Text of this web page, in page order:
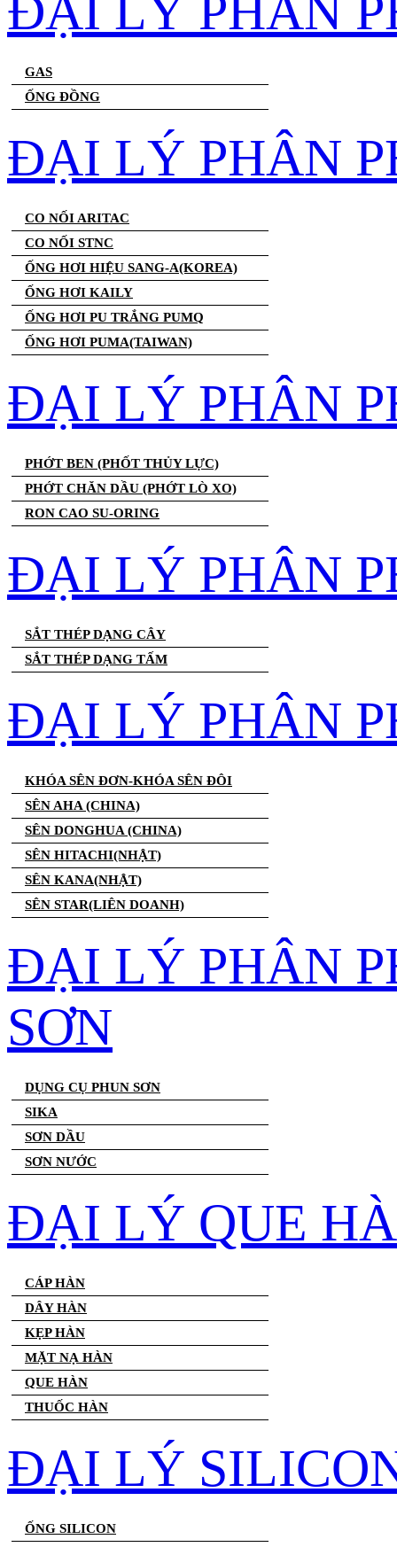
GAS
ỐNG ĐỒNG
ĐẠI LÝ PHÂN
CO NỐI ARITAC
CO NỐI STNC
ỐNG HƠI HIỆU SANG-A(KOREA)
ỐNG HƠI KAILY
ỐNG HƠI PU TRẮNG PUMQ
ỐNG HƠI PUMA(TAIWAN)
ĐẠI LÝ PHÂN
PHỚT BEN (PHỐT THỦY LỰC)
PHỚT CHĂN DẦU (PHỚT LÒ XO)
RON CAO SU-ORING
ĐẠI LÝ PHÂN
SẮT THÉP DẠNG CÂY
SẮT THÉP DẠNG TẤM
ĐẠI LÝ PHÂN
KHÓA SÊN ĐƠN-KHÓA SÊN ĐÔI
SÊN AHA (CHINA)
SÊN DONGHUA (CHINA)
SÊN HITACHI(NHẬT)
SÊN KANA(NHẬT)
SÊN STAR(LIÊN DOANH)
ĐẠI LÝ PHÂN
SƠN
DỤNG CỤ PHUN SƠN
SIKA
SƠN DẦU
SƠN NƯỚC
ĐẠI LÝ QUE
CÁP HÀN
DÂY HÀN
KẸP HÀN
MẶT NẠ HÀN
QUE HÀN
THUỐC HÀN
ĐẠI LÝ
ỐNG SILICON